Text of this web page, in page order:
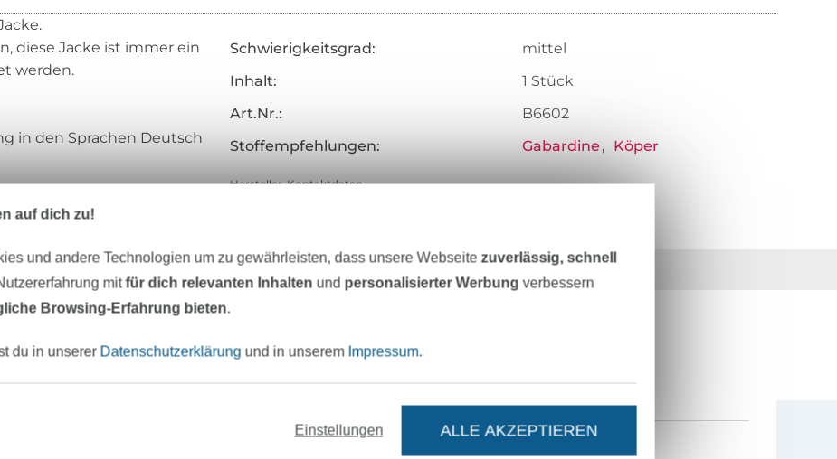
diese Jacke ist immer ein
werden.
in den Sprachen Deutsch
Schwierigkeitsgrad:
mittel
Inhalt:
1 Stück
Art.Nr.:
B6602
Stoffempfehlungen:
Gabardine Köper
Hersteller-Kontaktdaten
Meter Stoff versandfertig Über 80000 zufriedene Kunden 36 Jahre Erfahrung
MÖCHTEST DU IMMER AUF DEM NEUESTEN STAND SEIN?
auf dich zu!
und andere Technologien um zu gewährleisten, dass unsere Webseitezuverlässig, schnell
mitfür dich relevanten Inhalten und personalisierter Werbung verbessern
Browsing-Erfahrung bieten.
du in unserer Datenschutzerklärung und in unserem Impressum.
Einstellungen ALLE AKZEPTIEREN